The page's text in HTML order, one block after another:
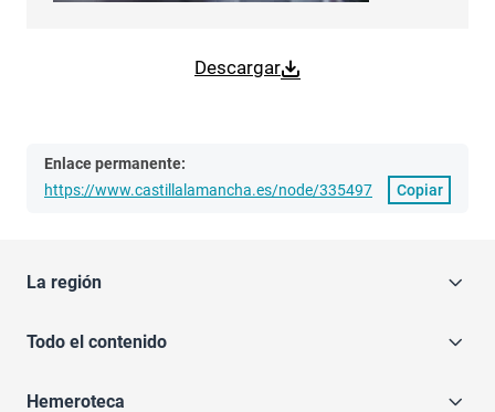
Descargar
Enlace permanente:
https://www.castillalamancha.es/node/335497
Copiar
La región
Todo el contenido
Hemeroteca